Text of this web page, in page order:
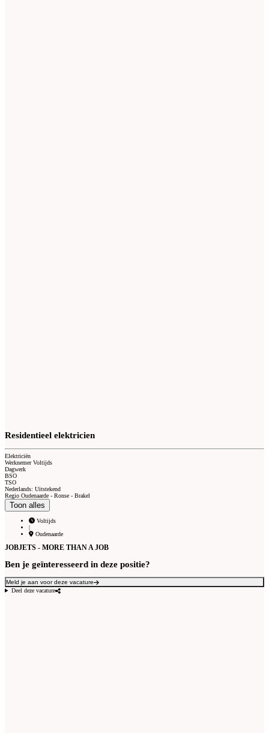
Residentieel elektricien
Elektriciën
Werknemer Voltijds
Dagwerk
BSO
TSO
Nederlands: Uitstekend
Regio Oudenaarde - Ronse - Brakel
Toon alles
Voltijds
|
Oudenaarde
JOBJETS - MORE THAN A JOB
Ben je geïnteresseerd in deze positie?
Meld je aan voor deze vacature
Deel deze vacature